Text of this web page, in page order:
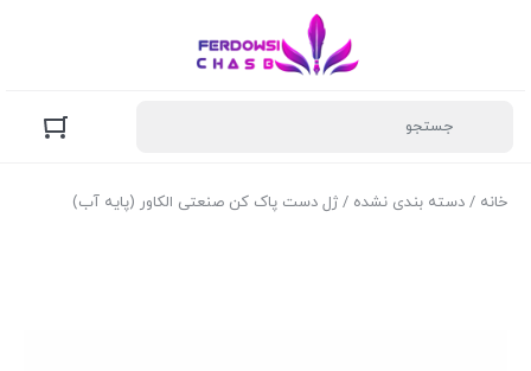
خانه / دسته بندی نشده / ژل دست پاک کن صنعتی الکاور (پایه آب)